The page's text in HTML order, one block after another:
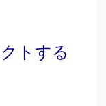
トする